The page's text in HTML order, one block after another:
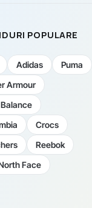
POPULARE
Adidas
Puma
Armour
Crocs
Reebok
Face